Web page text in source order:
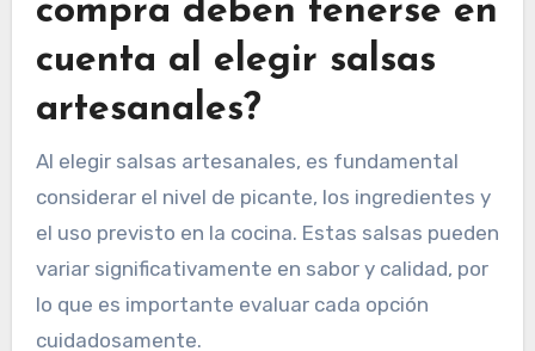
salsa que desean abastecerse.